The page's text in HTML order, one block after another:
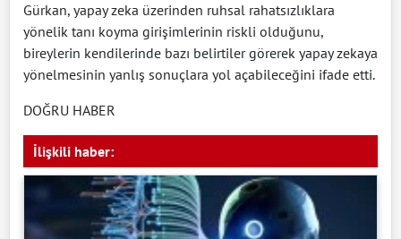
Gürkan, yapay zeka üzerinden ruhsal rahatsızlıklara
yönelik tanı koyma girişimlerinin riskli olduğunu,
bireylerin kendilerinde bazı belirtiler görerek yapay zekaya
yönelmesinin yanlış sonuçlara yol açabileceğini ifade etti.
DOĞRU HABER
İlişkili haber: